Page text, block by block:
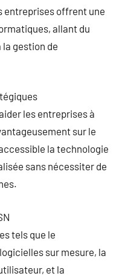
entreprises offrent une
allant du
gestion de
les entreprises à
sur le
la technologie
sans nécessiter de
tels que le
sur mesure, la
et la